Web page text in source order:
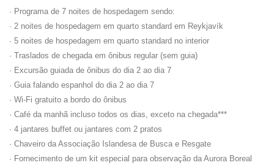
· Programa de 7 noites de hospedagem sendo:
· 2 noites de hospedagem em quarto standard em Reykjavík
· 5 noites de hospedagem em quarto standard no interior
· Traslados de chegada em ônibus regular (sem guia)
· Excursão guiada de ônibus do dia 2 ao dia 7
· Guia falando espanhol do dia 2 ao dia 7
· Wi-Fi gratuito a bordo do ônibus
· Café da manhã incluso todos os dias, exceto na chegada***
· 4 jantares buffet ou jantares com 2 pratos
· Chaveiro da Associação Islandesa de Busca e Resgate
· Fornecimento de um kit especial para observação da Aurora Boreal